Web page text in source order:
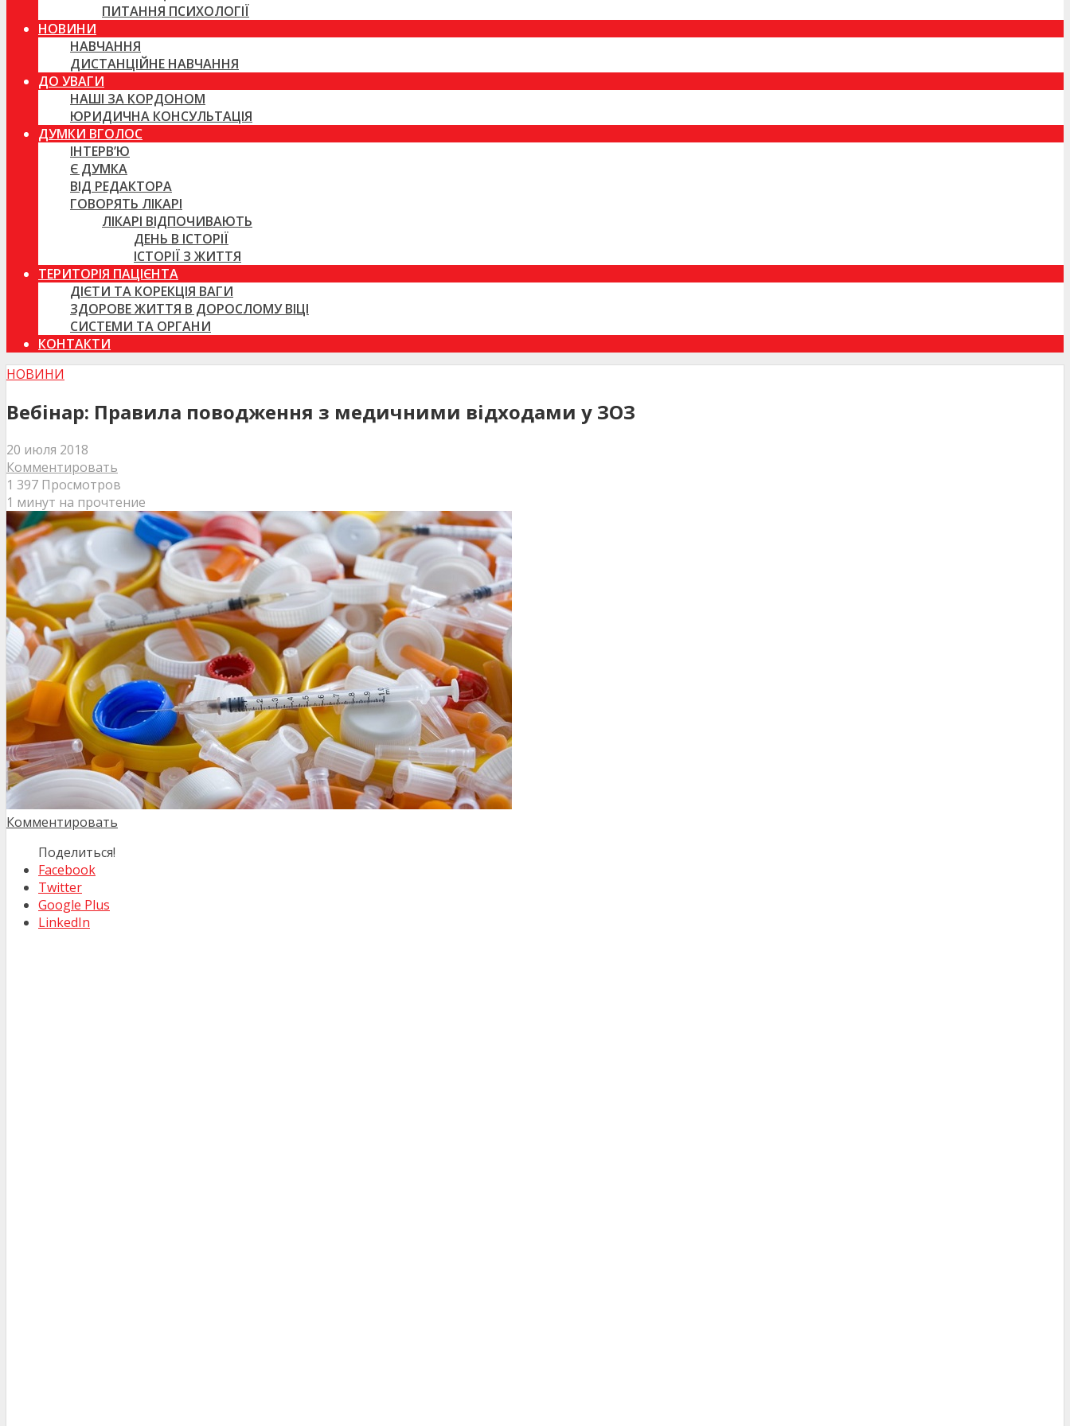
ПИТАННЯ ПСИХОЛОГІЇ
НОВИНИ
НАВЧАННЯ
ДИСТАНЦІЙНЕ НАВЧАННЯ
ДО УВАГИ
НАШІ ЗА КОРДОНОМ
ЮРИДИЧНА КОНСУЛЬТАЦІЯ
ДУМКИ ВГОЛОС
ІНТЕРВ’Ю
Є ДУМКА
ВІД РЕДАКТОРА
ГОВОРЯТЬ ЛІКАРІ
ЛІКАРІ ВІДПОЧИВАЮТЬ
ДЕНЬ В ІСТОРІЇ
ІСТОРІЇ З ЖИТТЯ
ТЕРИТОРІЯ ПАЦІЄНТА
ДІЄТИ ТА КОРЕКЦІЯ ВАГИ
ЗДОРОВЕ ЖИТТЯ В ДОРОСЛОМУ ВІЦІ
СИСТЕМИ ТА ОРГАНИ
КОНТАКТИ
НОВИНИ
Вебінар: Правила поводження з медичними відходами у ЗОЗ
20 июля 2018
Комментировать
1 397 Просмотров
1 минут на прочтение
Комментировать
Поделиться!
Facebook
Twitter
Google Plus
LinkedIn